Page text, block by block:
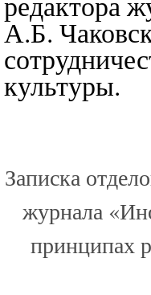
А.Б.
культуры.
Записка
журнала
принципах